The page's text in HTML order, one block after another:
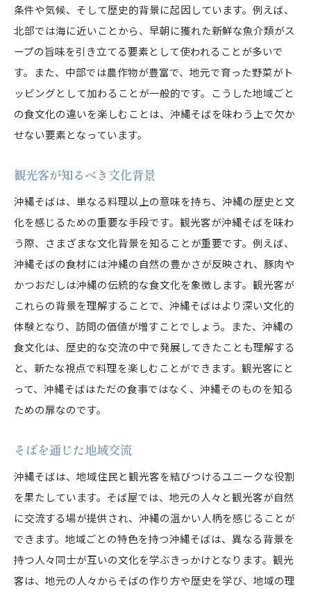
条件や気候、そして歴史的背景に起因しています。例えば、
北部では海に近いことから、早朝に獲れた新鮮な魚介類がス
ープの旨味を引き立てる要素として使われることが多いで
す。また、中部では農作物が豊富で、地元で育った野菜がト
ッピングとして加わることが一般的です。こうした地域ごと
の食文化の違いを楽しむことは、沖縄そばを味わう上で欠か
せない要素となっています。
観光客が知るべき文化背景
沖縄そばは、単なる料理以上の意味を持ち、沖縄の歴史と文
化を感じるための重要な手段です。観光客が沖縄そばを味わ
う際、さまざまな文化背景を知ることが重要です。例えば、
沖縄そばの食材には沖縄の自然の豊かさが反映され、豚肉や
かつおだしは沖縄の伝統的な食文化を象徴します。観光客が
これらの背景を理解することで、沖縄そばはより深い文化的
体験となり、訪問の価値が増すことでしょう。また、沖縄の
食文化は、歴史的な交流の中で発展してきたことも理解する
と、新たな視点で料理を楽しむことができます。観光客にと
って、沖縄そばはただの食事ではなく、沖縄そのものを知る
ための扉なのです。
そばを通じた地域交流
沖縄そばは、地域住民と観光客を結びつけるユニークな役割
を果たしています。そば屋では、地元の人々と観光客が自然
に交流する場が提供され、沖縄の温かい人柄を感じることが
できます。地域ごとの特色を持つ沖縄そばは、異なる背景を
持つ人々同士が互いの文化を学ぶきっかけとなります。観光
客は、地元の人々からそばの作り方や歴史を学び、地域の理